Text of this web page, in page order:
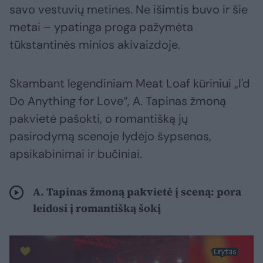
savo vestuvių metines. Ne išimtis buvo ir šie
metai – ypatinga proga pažymėta
tūkstantinės minios akivaizdoje.
Skambant legendiniam Meat Loaf kūriniui „I'd
Do Anything for Love“, A. Tapinas žmoną
pakvietė pašokti, o romantišką jų
pasirodymą scenoje lydėjo šypsenos,
apsikabinimai ir bučiniai.
A. Tapinas žmoną pakvietė į sceną: pora
leidosi į romantišką šokį